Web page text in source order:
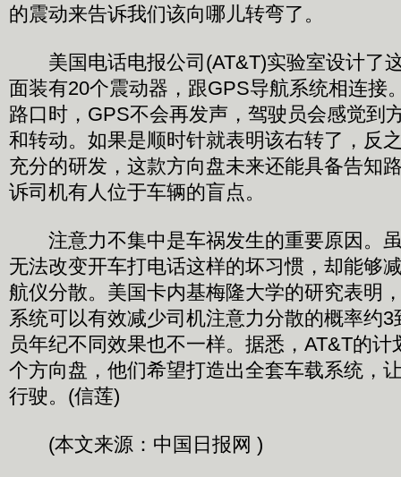
的震动来告诉我们该向哪儿转弯了。
美国电话电报公司(AT&T)实验室设计了
面装有20个震动器，跟GPS导航系统相连接
路口时，GPS不会再发声，驾驶员会感觉到
和转动。如果是顺时针就表明该右转了，反
充分的研发，这款方向盘未来还能具备告知
诉司机有人位于车辆的盲点。
注意力不集中是车祸发生的重要原因。
无法改变开车打电话这样的坏习惯，却能够
航仪分散。美国卡内基梅隆大学的研究表明
系统可以有效减少司机注意力分散的概率约
员年纪不同效果也不一样。据悉，AT&T的
个方向盘，他们希望打造出全套车载系统，
行驶。(信莲)
(本文来源：中国日报网 )